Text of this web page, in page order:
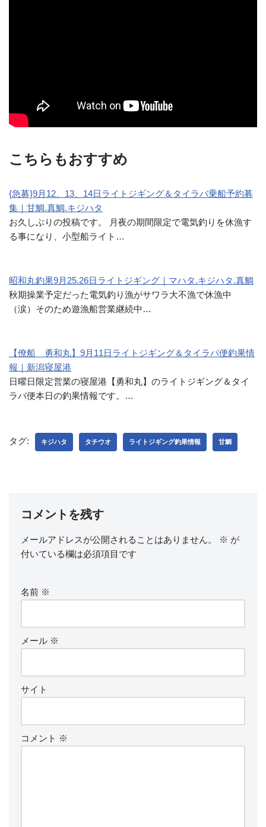
こちらもおすすめ
{急募}9月12、13、14日ライトジギング＆タイラバ乗船予約募
集｜甘鯛.真鯛.キジハタ
お久しぶりの投稿です。 月夜の期間限定で電気釣りを休漁す
る事になり、小型船ライト…
昭和丸釣果9月25.26日ライトジギング｜マハタ.キジハタ.真鯛
秋期操業予定だった電気釣り漁がサワラ大不漁で休漁中
（涙）そのため遊漁船営業継続中…
【僚船 勇和丸】9月11日ライトジギング＆タイラバ便釣果情
報｜新潟寝屋港
日曜日限定営業の寝屋港【勇和丸】のライトジギング＆タイ
ラバ便本日の釣果情報です。…
タグ: キジハタ タチウオ ライトジギング釣果情報 甘鯛
コメントを残す
メールアドレスが公開されることはありません。 ※ が
付いている欄は必須項目です
名前 ※
メール ※
サイト
コメント ※